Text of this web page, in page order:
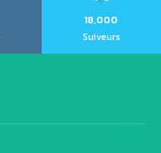
18,000
Suiveurs